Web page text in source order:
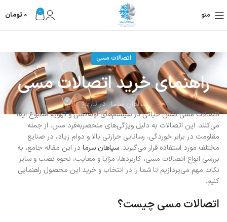
منو 0
0 تومان
اتصالات مسی
راهنمای خرید اتصالات مسی
سپاهان سرما در تاریخ 0
اتصالات مسی نقش حیاتی در سیستم‌های لوله‌کشی و تهویه مطبوع ایفا
می‌کنند. این اتصالات به دلیل ویژگی‌های منحصربه‌فرد مس، از جمله
مقاومت در برابر خوردگی، رسانایی حرارتی بالا و دوام زیاد، در صنایع
مختلف مورد استفاده قرار می‌گیرند. سپاهان سرما در این مقاله جامع، به
بررسی انواع اتصالات مسی، کاربردها، مزایا و معایب، نحوه نصب و سایر
نکات مهم می‌پردازیم تا شما را در انتخاب و خرید این محصول راهنمایی
کنیم.
اتصالات مسی چیست؟